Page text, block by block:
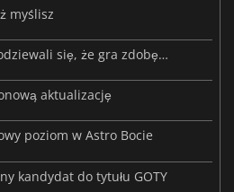
myślisz
Twórcy Astro Bot nie spodziewali się, że gra zdobędzie nagrodę Gry Roku
aktualizację
poziom w Astro Bocie
kandydat do tytułu GOTY